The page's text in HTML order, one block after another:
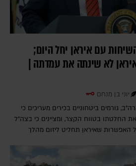
עם איראן יחל היום;
לא שינתה את עמדתה |
יוני בן מנחם
גורמים ביטחוניים בכירים מעריכים כי
החלטתו בטווח הקצר, ומציינים כי בצה"ל
האפשרות שאיראן תחליט ליזום מהלך